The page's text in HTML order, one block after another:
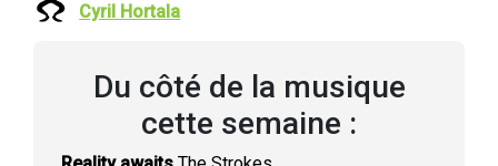
Cyril Hortala
Du côté de la musique
cette semaine :